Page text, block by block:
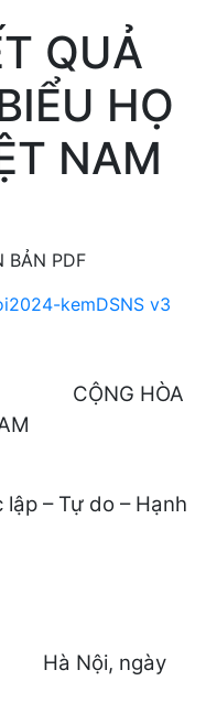
QUẢ
HỌ
NAM
BẢN PDF
kemDSNS v3
CỘNG HÒA
– Hạnh